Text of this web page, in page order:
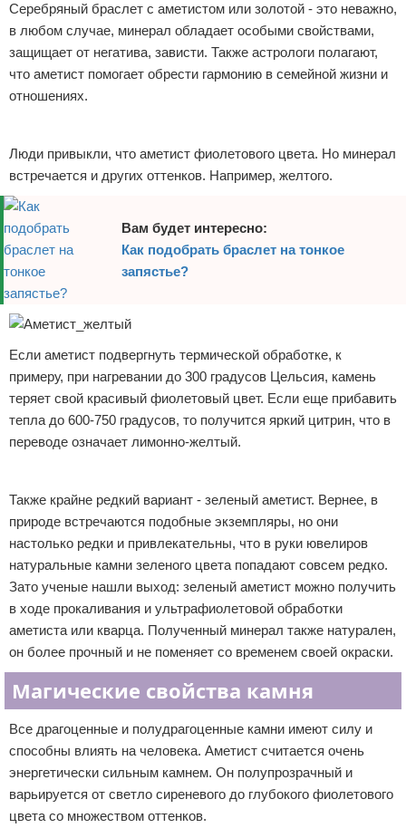
Макияж
СПА процедуры
Парфюмерия
Разное
Уход за лицом
Хирургия
Серебряный браслет с аметистом или золотой - это неважно,
в любом случае, минерал обладает особыми свойствами,
защищает от негатива, зависти. Также астрологи полагают,
что аметист помогает обрести гармонию в семейной жизни и
отношениях.
Люди привыкли, что аметист фиолетового цвета. Но минерал
встречается и других оттенков. Например, желтого.
Вам будет интересно:
Как подобрать браслет на тонкое
запястье?
Если аметист подвергнуть термической обработке, к
примеру, при нагревании до 300 градусов Цельсия, камень
теряет свой красивый фиолетовый цвет. Если еще прибавить
тепла до 600-750 градусов, то получится яркий цитрин, что в
переводе означает лимонно-желтый.
Также крайне редкий вариант - зеленый аметист. Вернее, в
природе встречаются подобные экземпляры, но они
настолько редки и привлекательны, что в руки ювелиров
натуральные камни зеленого цвета попадают совсем редко.
Зато ученые нашли выход: зеленый аметист можно получить
в ходе прокаливания и ультрафиолетовой обработки
аметиста или кварца. Полученный минерал также натурален,
он более прочный и не поменяет со временем своей окраски.
Магические свойства камня
Все драгоценные и полудрагоценные камни имеют силу и
способны влиять на человека. Аметист считается очень
энергетически сильным камнем. Он полупрозрачный и
варьируется от светло сиреневого до глубокого фиолетового
цвета со множеством оттенков.